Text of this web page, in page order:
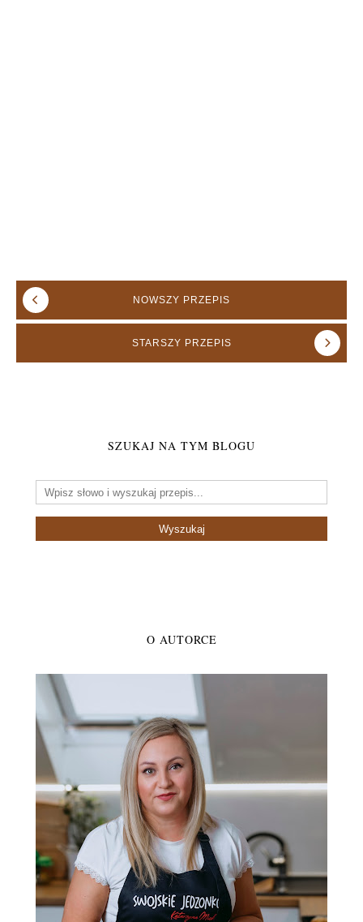
NOWSZY PRZEPIS
STARSZY PRZEPIS
SZUKAJ NA TYM BLOGU
O AUTORCE